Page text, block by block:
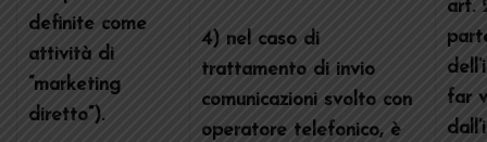
definite come
attività di
“marketing
diretto”).
4) nel caso di
trattamento di invio
comunicazioni svolto con
operatore telefonico, è
art.
far